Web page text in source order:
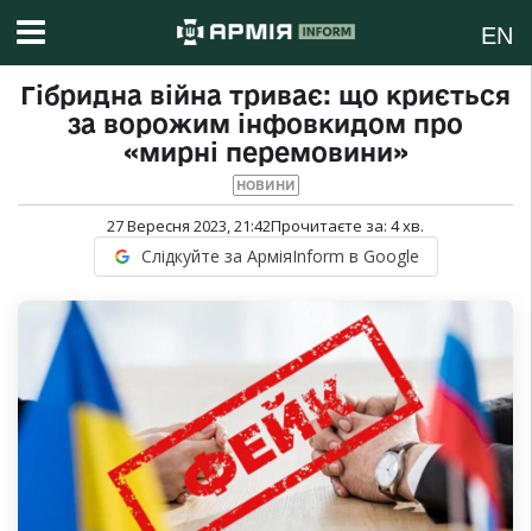
EN
Гібридна війна триває: що криється
за ворожим інфовкидом про
«мирні перемовини»
НОВИНИ
27 Вересня 2023, 21:42Прочитаєте за: 4хв.
Слідкуйте за АрміяInform в Google